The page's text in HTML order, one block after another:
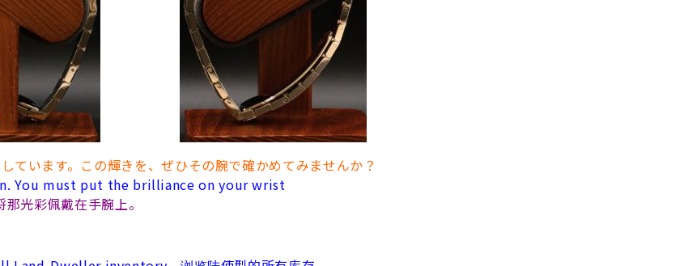
ています。この輝きを、ぜひその腕で確かめてみませんか？
You must put the brilliance on your wrist
光彩佩戴在手腕上。